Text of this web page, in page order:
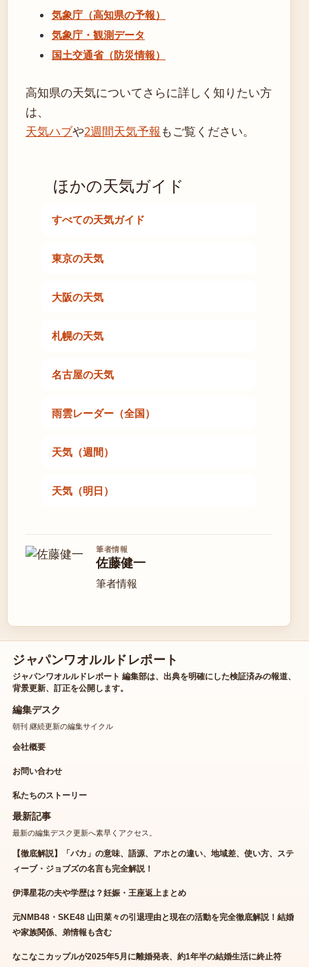
気象庁（高知県の予報）
気象庁・観測データ
国土交通省（防災情報）
高知県の天気についてさらに詳しく知りたい方
は、
天気ハブや2週間天気予報 もご覧ください。
ほかの天気ガイド
すべての天気ガイド
東京の天気
大阪の天気
札幌の天気
名古屋の天気
雨雲レーダー（全国）
天気（週間）
天気（明日）
筆者情報
佐藤健一
筆者情報
ジャパンワオルルドレポート
ジャパンワオルルドレポート 編集部は、出典を明確にした検証済みの報道、
背景更新、訂正を公開します。
編集デスク
朝刊 継続更新の編集サイクル
会社概要
お問い合わせ
私たちのストーリー
最新記事
最新の編集デスク更新へ素早くアクセス。
【徹底解説】「バカ」の意味、語源、アホとの違い、地域差、使い方、ステ
ィーブ・ジョブズの名言も完全解説！
伊澤星花の夫や学歴は？妊娠・王座返上まとめ
元NMB48・SKE48 山田菜々の引退理由と現在の活動を完全徹底解説！結婚
や家族関係、弟情報も含む
なこなこカップルが2025年5月に離婚発表、約1年半の結婚生活に終止符